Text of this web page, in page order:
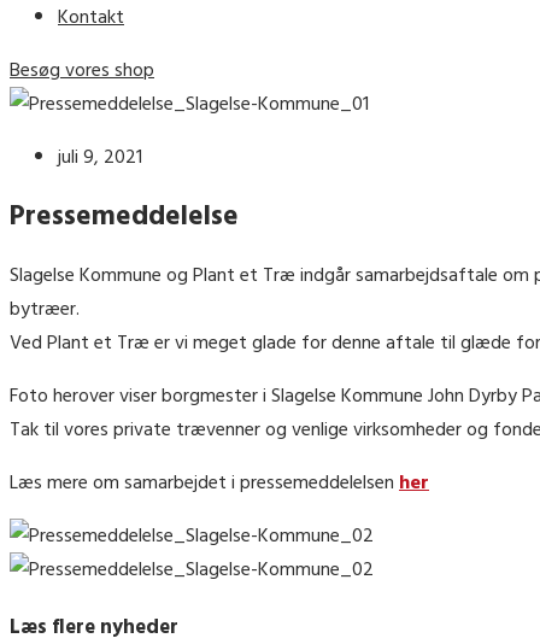
Kontakt
Besøg vores shop
juli 9, 2021
Pressemeddelelse
Slagelse Kommune og Plant et Træ indgår samarbejdsaftale
bytræer.
Ved Plant et Træ er vi meget glade for denne aftale til glæde
Foto herover viser borgmester i Slagelse Kommune John
Tak til vores private trævenner og venlige virksomheder og
Læs mere om samarbejdet i pressemeddelelsenher
Læs flere nyheder